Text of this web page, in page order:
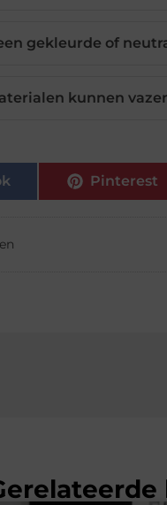
gekleurde of
kunnen
Pinterest